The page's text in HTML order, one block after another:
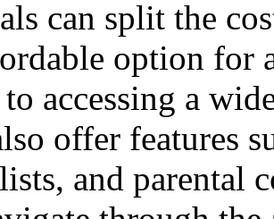
can split the
option for
accessing a
offer features
and parental